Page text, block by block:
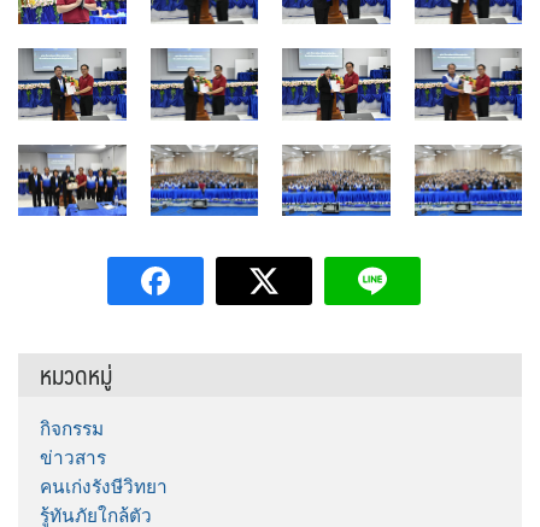
หมวดหมู่
กิจกรรม
ข่าวสาร
คนเก่งรังษีวิทยา
รู้ทันภัยใกล้ตัว